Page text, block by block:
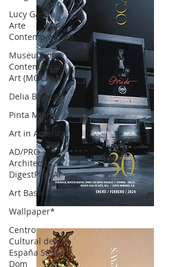
Lucy García |
Arte
Contemporáneo.
Museum of
Contemporary
Art (MOCA) N
Delia Blanco
Pinta Miami
Art in America
AD/PRO
Architectural
DigestPRO Ar
Art Basel
Wallpaper*
Centro
Cultural de
España Santo
Dom
OCA|News 30 /Enero-Febrero / 2024